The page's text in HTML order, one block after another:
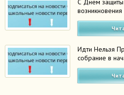
С Днем
Идти Нельзя
собрание в